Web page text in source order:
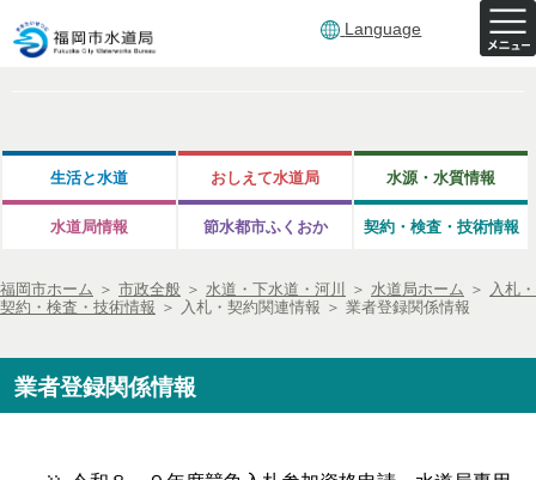
Language
生活と水道 おしえて水道局 水源・水質情報
水道局情報 節水都市ふくおか 契約・検査・技術情報
福岡市ホーム ＞ 市政全般 ＞ 水道・下水道・河川 ＞ 水道局ホーム ＞ 入札・
契約・検査・技術情報 ＞ 入札・契約関連情報 ＞ 業者登録関係情報
業者登録関係情報